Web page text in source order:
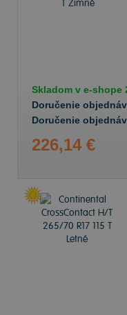
Skladom v e-shope
Doručenie
Doručenie
226,14 €